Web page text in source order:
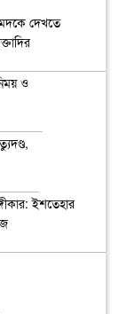
দেখতে
ও
ইশতেহার